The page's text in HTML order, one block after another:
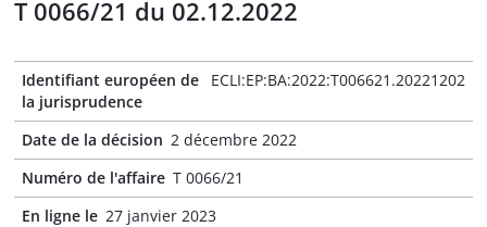
T 0066/21 du 02.12.2022
Identifiant européen de
la jurisprudence
ECLI:EP:BA:2022:T006621.20221202
Date de la décision 2 décembre 2022
Numéro de l'affaire T 0066/21
En ligne le 27 janvier 2023